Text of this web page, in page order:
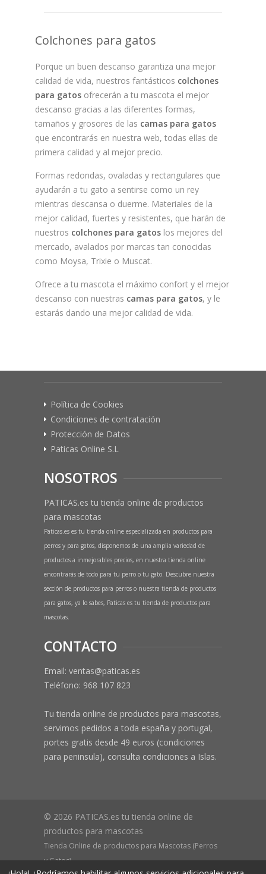
Colchones para gatos
Porque un buen descanso garantiza una mejor
calidad de vida, nuestros fantásticos colchones
para gatos ofrecerán a tu mascota el mejor
descanso gracias a las diferentes formas,
tamaños y grosores de las camas para gatos
que encontrarás en nuestra web, todas ellas de
primera calidad y al mejor precio.
Formas redondas, ovaladas y rectangulares que
ayudarán a tu gato a sentirse como un rey
mientras descansa o duerme. Materiales de la
mejor calidad, fuertes y resistentes, que harán de
nuestros colchones para gatos los mejores del
mercado, avalados por marcas tan conocidas
como Moysa, Trixie o Muscat.
Ofrece a tu mascota el máximo confort y el mejor
descanso con nuestras camas para gatos, y le
estarás dando una mejor calidad de vida.
Política de Cookies
Condiciones de contratación
Protección de Datos
Paticas Online S.L
NOSOTROS
PATICAS.es tu tienda online de productos
para mascotas
Paticas.es es tu tienda online especializada en productos para
perros y para gatos, disponemos de una amplia variedad de
productos a inmejorables precios, en nuestra tienda online
encontrarás de todo para tu perro o tu gato. Descubre nuestra
sección de productos para perros o nuestra tienda de productos
para gatos, ya lo sabes, Paticas es tu tienda de productos para
mascotas.
CONTACTO
Email: ventas@paticas.es
Teléfono: 968 107 823
Tu tienda online de productos para mascotas,
servimos pedidos a toda españa y portugal,
portes gratis desde 49 euros (condiciones
para peninsula), consulta condiciones a Islas.
© 2026 PATICAS.es tu tienda online de
productos para mascotas
Tienda Online de productos para Mascotas (Perros
y Gatos)